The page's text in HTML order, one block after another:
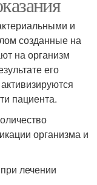
и
созданные на
на организм
его
пациента.
организма и
лечении